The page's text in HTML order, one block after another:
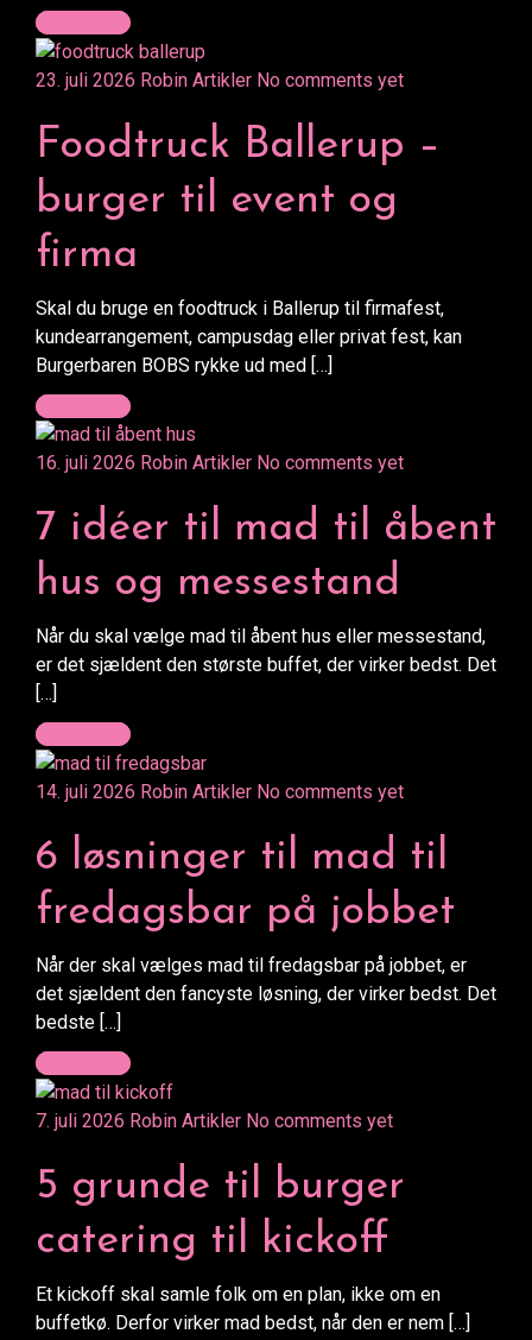
Read more
23. juli 2026 Robin Artikler No comments yet
Foodtruck Ballerup –
burger til event og
firma
Skal du bruge en foodtruck i Ballerup til firmafest,
kundearrangement, campusdag eller privat fest, kan
Burgerbaren BOBS rykke ud med […]
Read more
16. juli 2026 Robin Artikler No comments yet
7 idéer til mad til åbent
hus og messestand
Når du skal vælge mad til åbent hus eller messestand,
er det sjældent den største buffet, der virker bedst. Det
[…]
Read more
14. juli 2026 Robin Artikler No comments yet
6 løsninger til mad til
fredagsbar på jobbet
Når der skal vælges mad til fredagsbar på jobbet, er
det sjældent den fancyste løsning, der virker bedst. Det
bedste […]
Read more
7. juli 2026 Robin Artikler No comments yet
5 grunde til burger
catering til kickoff
Et kickoff skal samle folk om en plan, ikke om en
buffetkø. Derfor virker mad bedst, når den er nem […]